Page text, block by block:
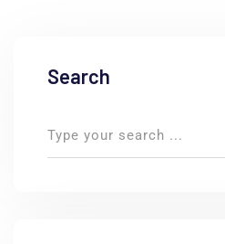
Search